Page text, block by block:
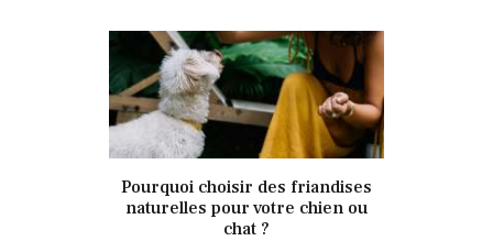
343Views 0Likes
Pourquoi choisir des friandises
naturelles pour votre chien ou
chat ?